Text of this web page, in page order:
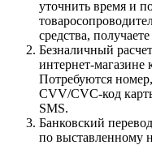
уточнить время и
средства,
Безналичный
интернет-
Потребуются
CVV/CVC-код
SMS.
Банковский
по выставленному